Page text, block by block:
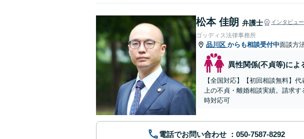
松本 佳朗 弁護士 インタビュ
ゴッディス法律事務所
品川区 からも相談受付中面談方
異性関係(不貞等)によ
【全国対応】【初回相談無料】
上の不貞・離婚相談実績。請求
時対応可
電話でお問い合わせ